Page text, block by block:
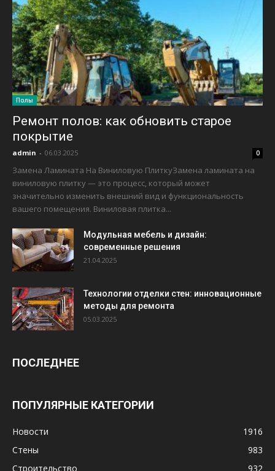
Полы
Ремонт полов: как обновить старое
покрытие
admin - 06.03.2025 0
Замена Ламината На Виниловую ПлиткуЗамена ламината на
виниловую плитку — это процесс, который может
значительно изменить внешний вид и функциональность
вашего помещения. Виниловая плитка...
Модульная мебель и дизайн:
современные решения
21.04.2025
Технологии отделки стен: инновационные
методы для ремонта
05.03.2025
ПОСЛЕДНЕЕ
ПОПУЛЯРНЫЕ КАТЕГОРИИ
Новости
1916
Стены
983
Строительство
932